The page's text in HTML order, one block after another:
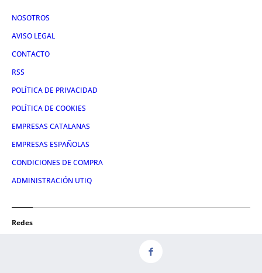
NOSOTROS
AVISO LEGAL
CONTACTO
RSS
POLÍTICA DE PRIVACIDAD
POLÍTICA DE COOKIES
EMPRESAS CATALANAS
EMPRESAS ESPAÑOLAS
CONDICIONES DE COMPRA
ADMINISTRACIÓN UTIQ
Redes